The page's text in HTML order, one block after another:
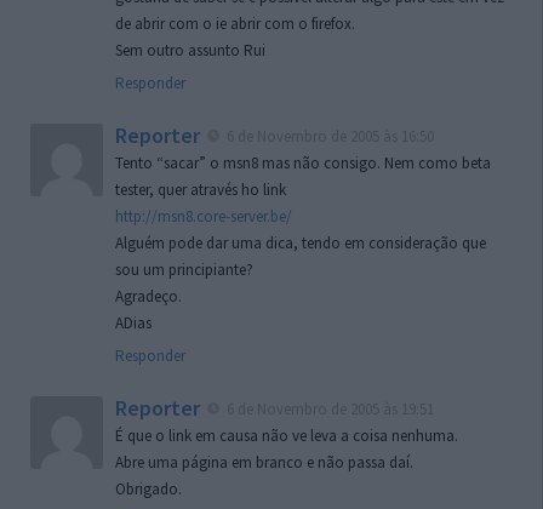
de abrir com o ie abrir com o firefox.
Sem outro assunto Rui
Responder
Reporter
Tento “sacar” o msn8 mas não consigo. Nem como beta
tester, quer através ho link
http://msn8.core-server.be/
Alguém pode dar uma dica, tendo em consideração que
sou um principiante?
Agradeço.
ADias
Responder
Reporter
É que o link em causa não ve leva a coisa nenhuma.
Abre uma página em branco e não passa daí.
Obrigado.